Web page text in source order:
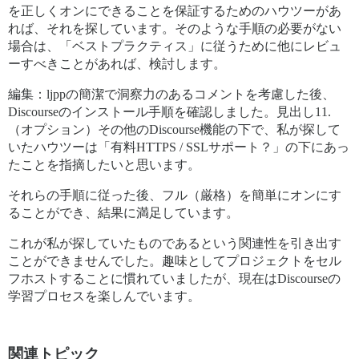
を正しくオンにできることを保証するためのハウツーがあ
れば、それを探しています。そのような手順の必要がない
場合は、「ベストプラクティス」に従うために他にレビュ
ーすべきことがあれば、検討します。
編集：ljppの簡潔で洞察力のあるコメントを考慮した後、
Discourseのインストール手順を確認しました。見出し11.
（オプション）その他のDiscourse機能の下で、私が探して
いたハウツーは「有料HTTPS / SSLサポート？」の下にあっ
たことを指摘したいと思います。
それらの手順に従った後、フル（厳格）を簡単にオンにす
ることができ、結果に満足しています。
これが私が探していたものであるという関連性を引き出す
ことができませんでした。趣味としてプロジェクトをセル
フホストすることに慣れていましたが、現在はDiscourseの
学習プロセスを楽しんでいます。
関連トピック